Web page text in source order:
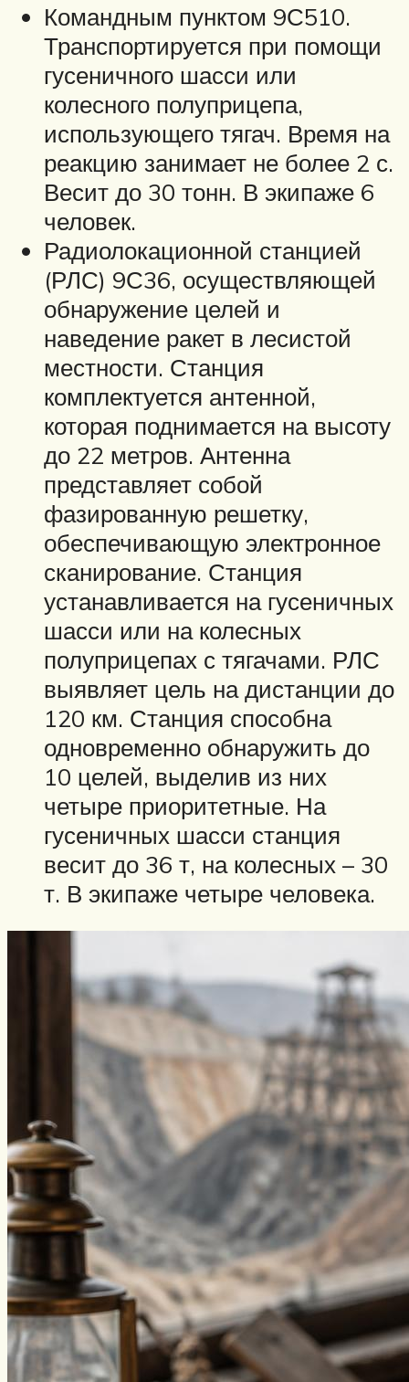
Командным пунктом 9С510.
Транспортируется при помощи
гусеничного шасси или
колесного полуприцепа,
использующего тягач. Время на
реакцию занимает не более 2 с.
Весит до 30 тонн. В экипаже 6
человек.
Радиолокационной станцией
(РЛС) 9С36, осуществляющей
обнаружение целей и
наведение ракет в лесистой
местности. Станция
комплектуется антенной,
которая поднимается на высоту
до 22 метров. Антенна
представляет собой
фазированную решетку,
обеспечивающую электронное
сканирование. Станция
устанавливается на гусеничных
шасси или на колесных
полуприцепах с тягачами. РЛС
выявляет цель на дистанции до
120 км. Станция способна
одновременно обнаружить до
10 целей, выделив из них
четыре приоритетные. На
гусеничных шасси станция
весит до 36 т, на колесных – 30
т. В экипаже четыре человека.